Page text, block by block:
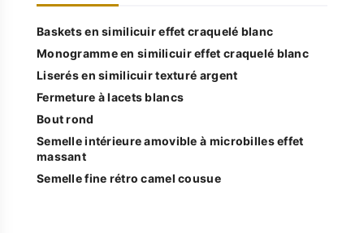
Baskets en similicuir effet craquelé blanc
Monogramme en similicuir effet craquelé blanc
Liserés en similicuir texturé argent
Fermeture à lacets blancs
Bout rond
Semelle intérieure amovible à microbilles effet
massant
Semelle fine rétro camel cousue